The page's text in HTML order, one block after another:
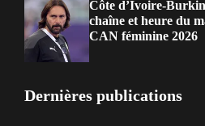
Côte d’Ivoire-
chaîne et heure du
CAN féminine 2026
Dernières publications